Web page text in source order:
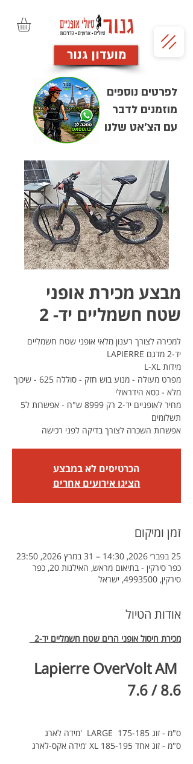
מועדון גנור
לפרטים נוספים
מוזמנים לדבר
עם הצ'אט שלנו
מבצע מכירת אופני
שטח חשמליים יד- 2
למכירה לצורך רענון מלאי אופני שטח חשמליים
מפרט מעולה - מנוע בוש חזק - סוללה 625 - שיכוך
מחיר לאופניים יד-2 רק 8999 ש"ח - אפשרות ל5
אפשרות השכרה לצורך בדיקה לפני רכישה
הכרטיסים לא במבצע
הציגו אירועים אחרים
זמן ומיקום
25 בפבר׳ 2026, 14:30 – 31 במרץ 2026, 23:50
כפר סירקין - בתיאום מראש, האילנות 20, כפר
סירקין, 4993500, ישראל
אודות הטיול
מכירת חיסול אופני הרים שטח חשמליים יד-2
Lapierre OverVolt AM
7.6 / 8.6
מידה לארג'  LARGE  175-185 ס"מ - זוג
מידה אקס-לארג' XL 185-195 ס"מ - זוג אחד